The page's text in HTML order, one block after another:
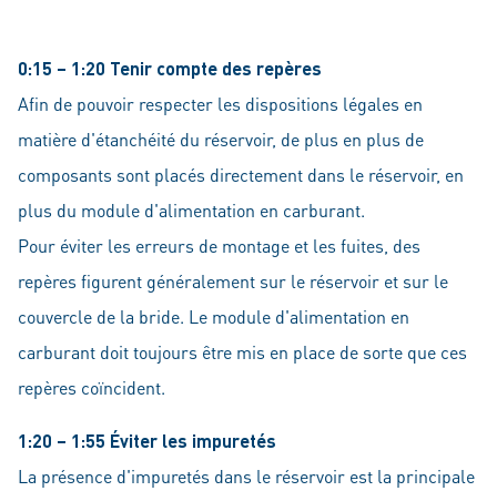
0:15 – 1:20 Tenir compte des repères
Afin de pouvoir respecter les dispositions légales en
matière d'étanchéité du réservoir, de plus en plus de
composants sont placés directement dans le réservoir, en
plus du module d'alimentation en carburant.
Pour éviter les erreurs de montage et les fuites, des
repères figurent généralement sur le réservoir et sur le
couvercle de la bride. Le module d'alimentation en
carburant doit toujours être mis en place de sorte que ces
repères coïncident.
1:20 – 1:55 Éviter les impuretés
La présence d'impuretés dans le réservoir est la principale